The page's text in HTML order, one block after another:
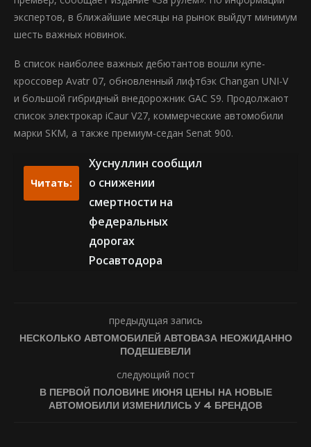
экспертов, в ближайшие месяцы на рынок выйдут минимум
шесть важных новинок.
В список наиболее важных дебютантов вошли купе-
кроссовер Avatr 07, обновленный лифтбэк Changan UNI-V
и большой гибридный внедорожник GAC S9. Продолжают
список электрокар iCaur V27, коммерческие автомобили
марки SKM, а также премиум-седан Senat 900.
Читать:
Хуснуллин сообщил
о снижении
смертности на
федеральных
дорогах
Росавтодора
предыдущая запись
НЕСКОЛЬКО АВТОМОБИЛЕЙ АВТОВАЗА НЕОЖИДАННО
ПОДЕШЕВЕЛИ
следующий пост
В ПЕРВОЙ ПОЛОВИНЕ ИЮНЯ ЦЕНЫ НА НОВЫЕ
АВТОМОБИЛИ ИЗМЕНИЛИСЬ У 4 БРЕНДОВ